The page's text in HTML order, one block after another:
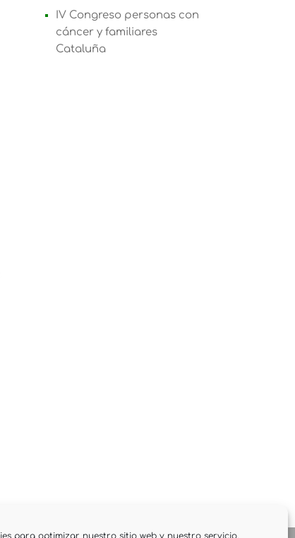
para optimizar nuestro sitio web y nuestro servicio.
IV Congreso personas con
cáncer y familiares
Cataluña